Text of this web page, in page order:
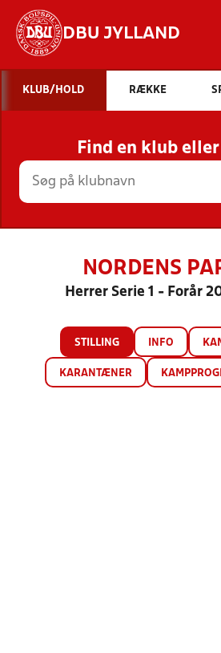
DBU JYLLAND
STILLINGER,
HOLD
KLUB/HOLD RÆKKE
Find en klub
NORDENS
Herrer Serie 1 - Forår
STILLING INFO
KARANTÆNER